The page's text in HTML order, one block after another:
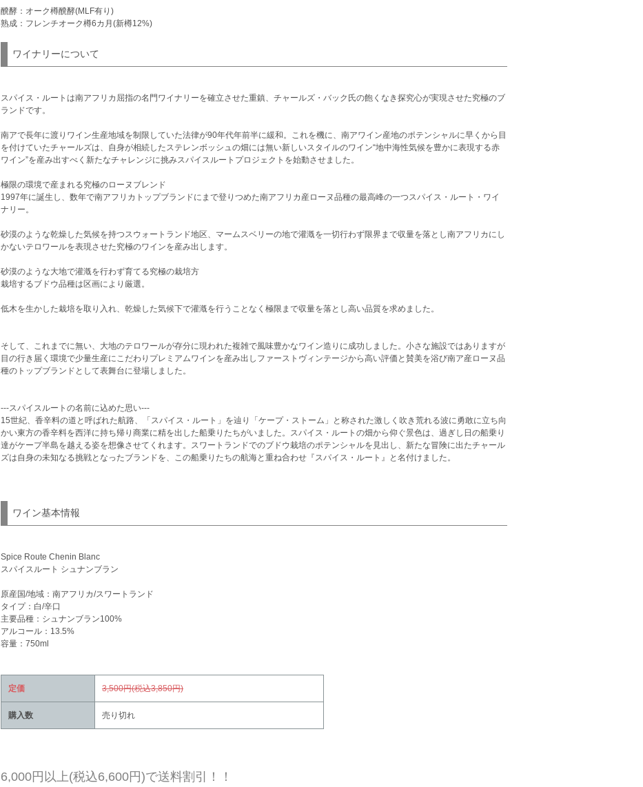
醗酵：オーク樽醗酵(MLF有り)
熟成：フレンチオーク樽6カ月(新樽12%)
ワイナリーについて
スパイス・ルートは南アフリカ屈指の名門ワイナリーを確立させた重鎮、チャールズ・バック氏の飽くなき探究心が実現させた究極のブ
ランドです。
南アで長年に渡りワイン生産地域を制限していた法律が90年代年前半に緩和。これを機に、南アワイン産地のポテンシャルに早くから目
を付けていたチャールズは、自身が相続したステレンボッシュの畑には無い新しいスタイルのワイン“地中海性気候を豊かに表現する赤
ワイン”を産み出すべく新たなチャレンジに挑みスパイスルートプロジェクトを始動させました。
極限の環境で産まれる究極のローヌブレンド
1997年に誕生し、数年で南アフリカトップブランドにまで登りつめた南アフリカ産ローヌ品種の最高峰の一つスパイス・ルート・ワイ
ナリー。
砂漠のような乾燥した気候を持つスウォートランド地区、マームスベリーの地で灌漑を一切行わず限界まで収量を落とし南アフリカにし
かないテロワールを表現させた究極のワインを産み出します。
砂漠のような大地で灌漑を行わず育てる究極の栽培方
栽培するブドウ品種は区画により厳選。
低木を生かした栽培を取り入れ、乾燥した気候下で灌漑を行うことなく極限まで収量を落とし高い品質を求めました。
そして、これまでに無い、大地のテロワールが存分に現われた複雑で風味豊かなワイン造りに成功しました。小さな施設ではありますが
目の行き届く環境で少量生産にこだわりプレミアムワインを産み出しファーストヴィンテージから高い評価と賛美を浴び南ア産ローヌ品
種のトップブランドとして表舞台に登場しました。
---スパイスルートの名前に込めた思い---
15世紀、香辛料の道と呼ばれた航路、「スパイス・ルート」を辿り「ケープ・ストーム」と称された激しく吹き荒れる波に勇敢に立ち向
かい東方の香辛料を西洋に持ち帰り商業に精を出した船乗りたちがいました。スパイス・ルートの畑から仰ぐ景色は、過ぎし日の船乗り
達がケープ半島を越える姿を想像させてくれます。スワートランドでのブドウ栽培のポテンシャルを見出し、新たな冒険に出たチャール
ズは自身の未知なる挑戦となったブランドを、この船乗りたちの航海と重ね合わせ『スパイス・ルート』と名付けました。
ワイン基本情報
Spice Route Chenin Blanc
スパイスルート シュナンブラン
原産国/地域：南アフリカ/スワートランド
タイプ：白/辛口
主要品種：シュナンブラン100%
アルコール：13.5%
容量：750ml
定価 3,500円(税込3,850円)
購入数 売り切れ
6,000円以上(税込6,600円)で送料割引！！